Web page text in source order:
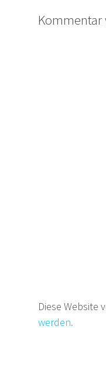
Kommentar
Diese Website
werden.